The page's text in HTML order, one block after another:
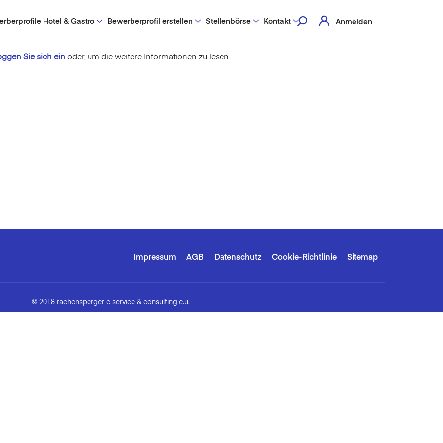
Hotel & Gastro Bewerberprofil erstellen Stellenbörse Kontakt Anmelden
Sie sich ein oder, um die weitere Informationen zu lesen
Impressum AGB Datenschutz Cookie-Richtlinie Sitemap
© 2018 rachensperger e service & consulting e.u.